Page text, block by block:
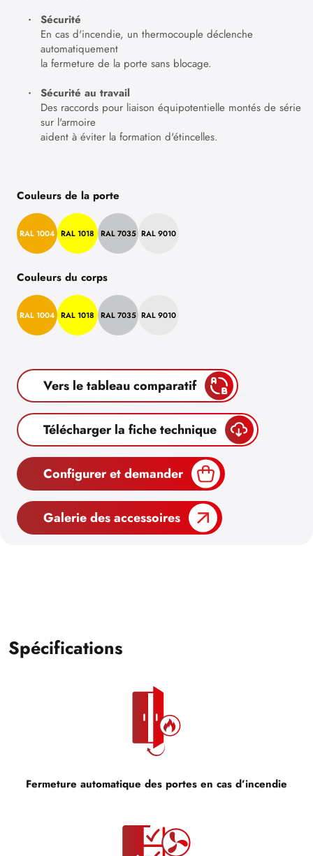
Sécurité
En cas d'incendie, un thermocouple déclenche
automatiquement
la fermeture de la porte sans blocage.
Sécurité au travail
Des raccords pour liaison équipotentielle montés de série
sur l'armoire
aident à éviter la formation d'étincelles.
Couleurs de la porte
RAL 1004 RAL 1018 RAL 7035 RAL 9010
Couleurs du corps
RAL 1004 RAL 1018 RAL 7035 RAL 9010
Vers le tableau comparatif
Télécharger la fiche technique
Configurer et demander
Galerie des accessoires
Spécifications
Fermeture automatique des portes en cas d’incendie